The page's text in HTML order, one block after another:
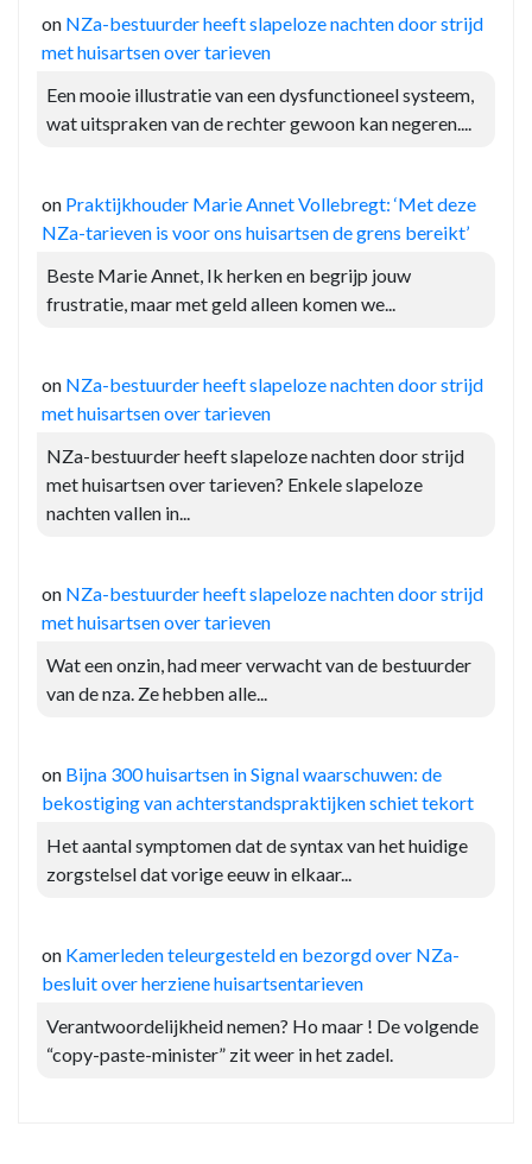
on NZa-bestuurder heeft slapeloze nachten door strijd
met huisartsen over tarieven
Een mooie illustratie van een dysfunctioneel systeem,
wat uitspraken van de rechter gewoon kan negeren....
on Praktijkhouder Marie Annet Vollebregt: ‘Met deze
NZa-tarieven is voor ons huisartsen de grens bereikt’
Beste Marie Annet, Ik herken en begrijp jouw
frustratie, maar met geld alleen komen we...
on NZa-bestuurder heeft slapeloze nachten door strijd
met huisartsen over tarieven
NZa-bestuurder heeft slapeloze nachten door strijd
met huisartsen over tarieven? Enkele slapeloze
nachten vallen in...
on NZa-bestuurder heeft slapeloze nachten door strijd
met huisartsen over tarieven
Wat een onzin, had meer verwacht van de bestuurder
van de nza. Ze hebben alle...
on Bijna 300 huisartsen in Signal waarschuwen: de
bekostiging van achterstandspraktijken schiet tekort
Het aantal symptomen dat de syntax van het huidige
zorgstelsel dat vorige eeuw in elkaar...
on Kamerleden teleurgesteld en bezorgd over NZa-
besluit over herziene huisartsentarieven
Verantwoordelijkheid nemen? Ho maar ! De volgende
“copy-paste-minister” zit weer in het zadel.